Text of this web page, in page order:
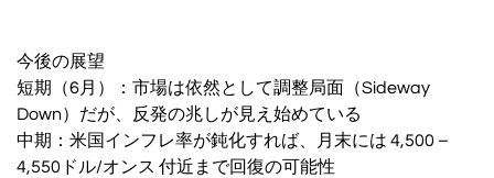
今後の展望
短期（6月）：市場は依然として調整局面（Sideway
Down）だが、反発の兆しが見え始めている
中期：米国インフレ率が鈍化すれば、月末には 4,500 –
4,550ドル/オンス 付近まで回復の可能性